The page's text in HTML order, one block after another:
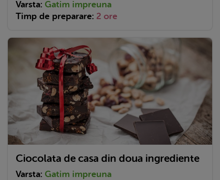
Varsta: Gatim impreuna
Timp de preparare: 2 ore
Ciocolata de casa din doua ingrediente
Varsta: Gatim impreuna